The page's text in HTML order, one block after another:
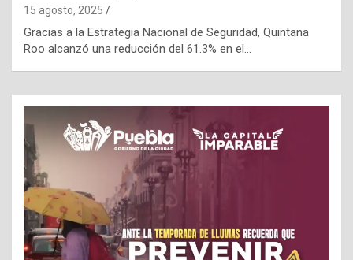
15 agosto, 2025
Gracias a la Estrategia Nacional de Seguridad, Quintana
Roo alcanzó una reducción del 61.3% en el…